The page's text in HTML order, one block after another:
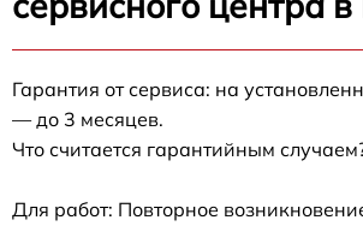
Гарантия от сервиса: на
— до 3 месяцев.
Что считается гарантийным
Для работ: Повторное